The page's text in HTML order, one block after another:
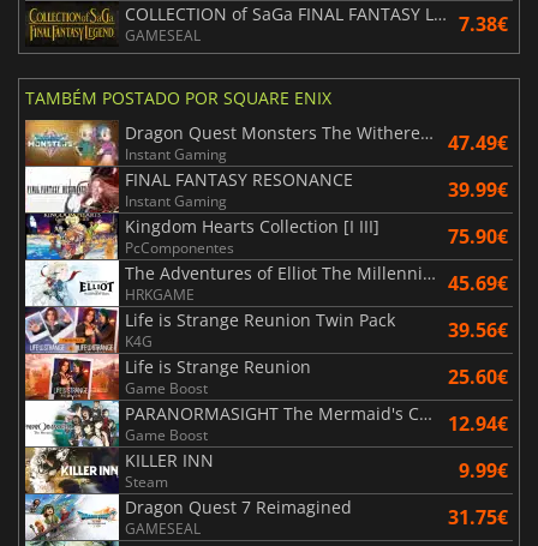
COLLECTION of SaGa FINAL FANTASY LEGEND
GAMESEAL 7.38€
TAMBÉM POSTADO POR SQUARE ENIX
Dragon Quest Monsters The Withered World
Instant Gaming 47.49€
FINAL FANTASY RESONANCE
Instant Gaming 39.99€
Kingdom Hearts Collection [I III]
PcComponentes 75.90€
The Adventures of Elliot The Millennium Tales
HRKGAME 45.69€
Life is Strange Reunion Twin Pack
K4G 39.56€
Life is Strange Reunion
Game Boost 25.60€
PARANORMASIGHT The Mermaid's Curse
Game Boost 12.94€
KILLER INN
Steam 9.99€
Dragon Quest 7 Reimagined
GAMESEAL 31.75€